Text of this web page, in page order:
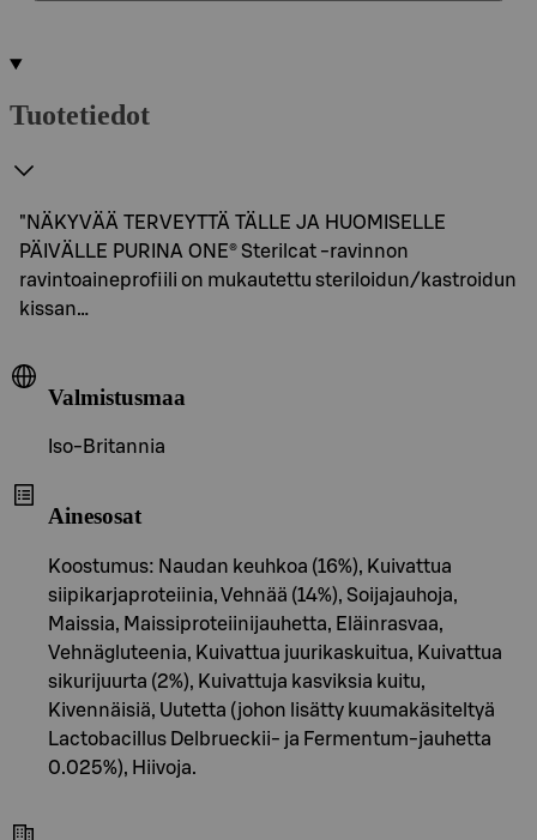
Tuotetiedot
"NÄKYVÄÄ TERVEYTTÄ TÄLLE JA HUOMISELLE
PÄIVÄLLE PURINA ONE® Sterilcat -ravinnon
ravintoaineprofiili on mukautettu steriloidun/kastroidun
kissan…
Valmistusmaa
Iso-Britannia
Ainesosat
Koostumus: Naudan keuhkoa (16%), Kuivattua
siipikarjaproteiinia, Vehnää (14%), Soijajauhoja,
Maissia, Maissiproteiinijauhetta, Eläinrasvaa,
Vehnägluteenia, Kuivattua juurikaskuitua, Kuivattua
sikurijuurta (2%), Kuivattuja kasviksia kuitu,
Kivennäisiä, Uutetta (johon lisätty kuumakäsiteltyä
Lactobacillus Delbrueckii- ja Fermentum-jauhetta
0.025%), Hiivoja.